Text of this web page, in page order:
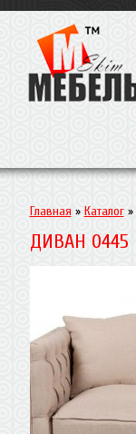
Главная » Каталог»
ДИВАН 0445